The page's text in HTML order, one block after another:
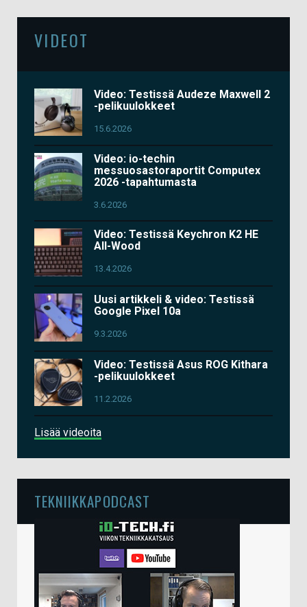
VIDEOT
Video: Testissä Audeze Maxwell 2
-pelikuulokkeet
15.6.2026
Video: io-techin
messuosastoraportit Computex
2026 -tapahtumasta
3.6.2026
Video: Testissä Keychron K2 HE
All-Wood
13.4.2026
Uusi artikkeli & video: Testissä
Google Pixel 10a
9.3.2026
Video: Testissä Asus ROG Kithara
-pelikuulokkeet
11.2.2026
Lisää videoita
TEKNIIKKAPODCAST